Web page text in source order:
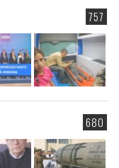
757
680